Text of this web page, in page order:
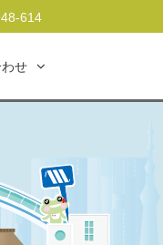
614
せ